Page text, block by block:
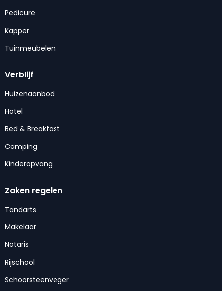
Pedicure
Kapper
Tuinmeubelen
Verblijf
Huizenaanbod
Hotel
Bed & Breakfast
Camping
Kinderopvang
Zaken regelen
Tandarts
Makelaar
Notaris
Rijschool
Schoorsteenveger